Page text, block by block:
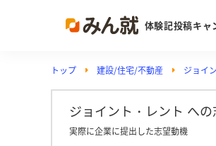
体験記投稿キャ
トップ 建設/住宅/不動産 ジョイ
ジョイント・レント へ
実際に企業に提出した志望動機